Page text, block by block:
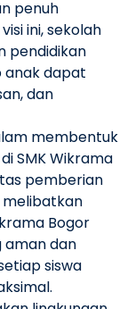
penuh
ini, sekolah
pendidikan
anak dapat
dan
membentuk
SMK Wikrama
pemberian
melibatkan
Bogor
aman dan
siswa